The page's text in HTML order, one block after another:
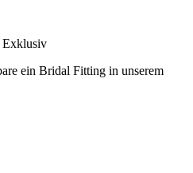
Exklusiv
ein Bridal Fitting in unserem